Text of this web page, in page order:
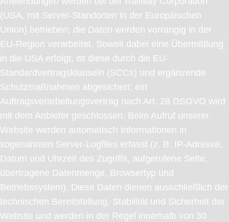
(USA, mit Server-Standorten in der Europäischen
Union) betrieben; die Daten werden vorrangig in der
EU-Region verarbeitet. Soweit dabei eine Übermittlung
in die USA erfolgt, ist diese durch die EU-
Standardvertragsklauseln (SCCs) und ergänzende
Schutzmaßnahmen abgesichert; ein
Auftragsverarbeitungsvertrag nach Art. 28 DSGVO wird
mit dem Anbieter geschlossen. Beim Aufruf unserer
Website werden automatisch Informationen in
sogenannten Server-Logfiles erfasst (z. B. IP-Adresse,
Datum und Uhrzeit des Zugriffs, aufgerufene Seite,
übertragene Datenmenge, Browsertyp und
Betriebssystem). Diese Daten dienen ausschließlich der
technischen Bereitstellung, Stabilität und Sicherheit der
Website und werden in der Regel innerhalb von 30